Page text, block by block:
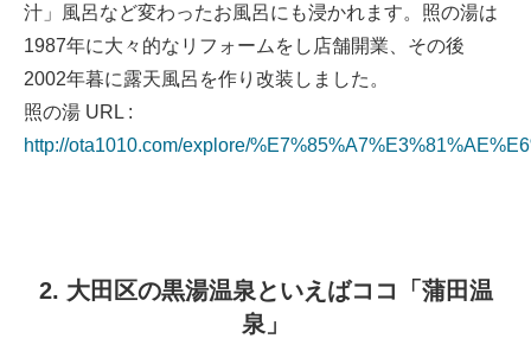
汁」風呂など変わったお風呂にも浸かれます。照の湯は
1987年に大々的なリフォームをし店舗開業、その後
2002年暮に露天風呂を作り改装しました。
照の湯 URL :
http://ota1010.com/explore/
2. 大田区の黒湯温泉といえばココ「蒲田温
泉」